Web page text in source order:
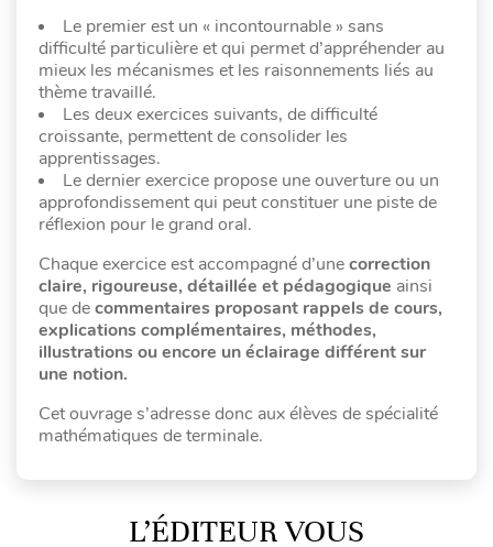
Le premier est un « incontournable » sans
difficulté particulière et qui permet d’appréhender au
mieux les mécanismes et les raisonnements liés au
thème travaillé.
Les deux exercices suivants, de difficulté
croissante, permettent de consolider les
apprentissages.
Le dernier exercice propose une ouverture ou un
approfondissement qui peut constituer une piste de
réflexion pour le grand oral.
Chaque exercice est accompagné d’unecorrection
claire, rigoureuse, détaillée et pédagogique ainsi
que decommentaires proposant rappels de cours,
explications complémentaires, méthodes,
illustrations ou encore un éclairage différent sur
une notion.
Cet ouvrage s’adresse donc aux élèves de spécialité
mathématiques de terminale.
L’ÉDITEUR VOUS